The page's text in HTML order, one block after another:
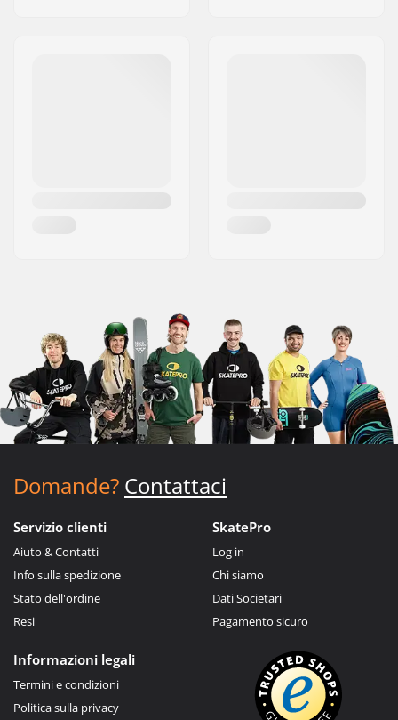
Domande? Contattaci
Servizio clienti
Aiuto & Contatti
Info sulla spedizione
Stato dell'ordine
Resi
SkatePro
Log in
Chi siamo
Dati Societari
Pagamento sicuro
Informazioni legali
Termini e condizioni
Politica sulla privacy